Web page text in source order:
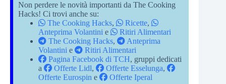
Non perdere le novità importanti da The Cooking
Hacks! Ci trovi anche su:
The Cooking Hacks, Ricette,
Anteprima Volantini e
Ritiri Alimentari
The Cooking Hacks,
Anteprima
Volantini e
Ritiri Alimentari
Pagina Facebook di TCH, gruppi dedicati
a
Offerte Lidl, Offerte Esselunga,
Offerte Eurospin e Offerte Iperal